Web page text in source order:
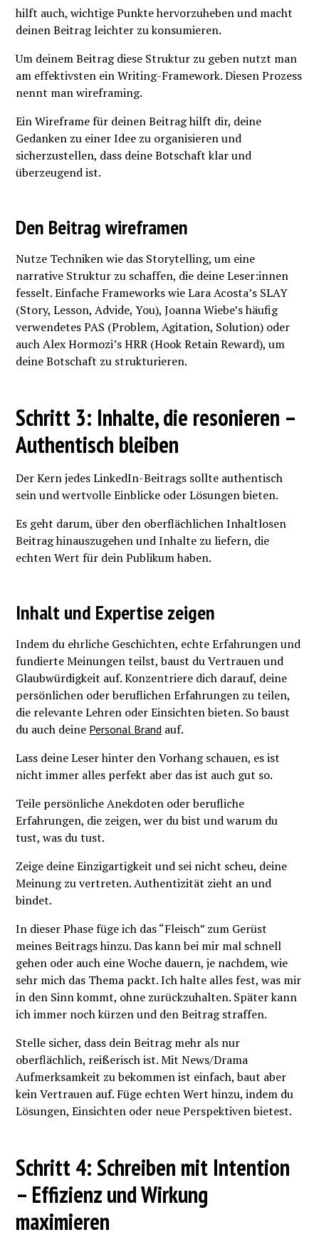
hilft auch, wichtige Punkte hervorzuheben und macht
deinen Beitrag leichter zu konsumieren.
Um deinem Beitrag diese Struktur zu geben nutzt man
am effektivsten ein Writing-Framework. Diesen Prozess
nennt man wireframing.
Ein Wireframe für deinen Beitrag hilft dir, deine
Gedanken zu einer Idee zu organisieren und
sicherzustellen, dass deine Botschaft klar und
überzeugend ist.
Den Beitrag wireframen
Nutze Techniken wie das Storytelling, um eine
narrative Struktur zu schaffen, die deine Leser:innen
fesselt. Einfache Frameworks wie Lara Acosta’s SLAY
(Story, Lesson, Advide, You), Joanna Wiebe’s häufig
verwendetes PAS (Problem, Agitation, Solution) oder
auch Alex Hormozi’s HRR (Hook Retain Reward), um
deine Botschaft zu strukturieren.
Schritt 3: Inhalte, die resonieren –
Authentisch bleiben
Der Kern jedes LinkedIn-Beitrags sollte authentisch
sein und wertvolle Einblicke oder Lösungen bieten.
Es geht darum, über den oberflächlichen Inhaltlosen
Beitrag hinauszugehen und Inhalte zu liefern, die
echten Wert für dein Publikum haben.
Inhalt und Expertise zeigen
Indem du ehrliche Geschichten, echte Erfahrungen und
fundierte Meinungen teilst, baust du Vertrauen und
Glaubwürdigkeit auf. Konzentriere dich darauf, deine
persönlichen oder beruflichen Erfahrungen zu teilen,
die relevante Lehren oder Einsichten bieten. So baust
du auch deine Personal Brand auf.
Lass deine Leser hinter den Vorhang schauen, es ist
nicht immer alles perfekt aber das ist auch gut so.
Teile persönliche Anekdoten oder berufliche
Erfahrungen, die zeigen, wer du bist und warum du
tust, was du tust.
Zeige deine Einzigartigkeit und sei nicht scheu, deine
Meinung zu vertreten. Authentizität zieht an und
bindet.
In dieser Phase füge ich das “Fleisch” zum Gerüst
meines Beitrags hinzu. Das kann bei mir mal schnell
gehen oder auch eine Woche dauern, je nachdem, wie
sehr mich das Thema packt. Ich halte alles fest, was mir
in den Sinn kommt, ohne zurückzuhalten. Später kann
ich immer noch kürzen und den Beitrag straffen.
Stelle sicher, dass dein Beitrag mehr als nur
oberflächlich, reißerisch ist. Mit News/Drama
Aufmerksamkeit zu bekommen ist einfach, baut aber
kein Vertrauen auf. Füge echten Wert hinzu, indem du
Lösungen, Einsichten oder neue Perspektiven bietest.
Schritt 4: Schreiben mit Intention
– Effizienz und Wirkung
maximieren